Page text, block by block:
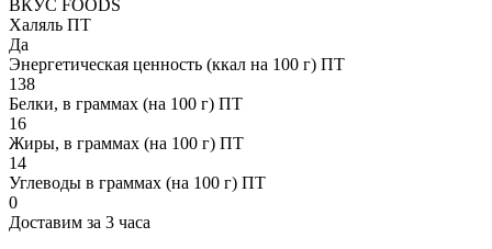
ВКУС FOODS
Халяль ПТ
Да
Энергетическая ценность (ккал на 100 г) ПТ
138
Белки, в граммах (на 100 г) ПТ
16
Жиры, в граммах (на 100 г) ПТ
14
Углеводы в граммах (на 100 г) ПТ
0
Доставим за 3 часа